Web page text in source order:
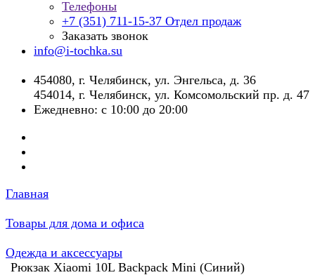
Телефоны
+7 (351) 711-15-37 Отдел продаж
Заказать звонок
info@i-tochka.su
​454080, г. Челябинск, ул. Энгельса, д. 36
454014, г. Челябинск, ул. Комсомольский пр. д. 47
Ежедневно: с 10:00 до 20:00
Главная
Товары для дома и офиса
Одежда и аксессуары
Рюкзак Xiaomi 10L Backpack Mini (Синий)